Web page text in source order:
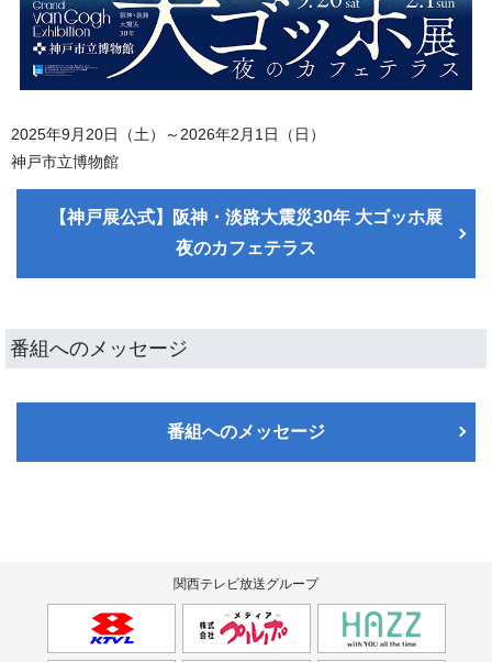
2025年9月20日（土）～2026年2月1日（日）
神戸市立博物館
【神戸展公式】阪神・淡路大震災30年 大ゴッホ展
夜のカフェテラス
番組へのメッセージ
番組へのメッセージ
関西テレビ放送グループ